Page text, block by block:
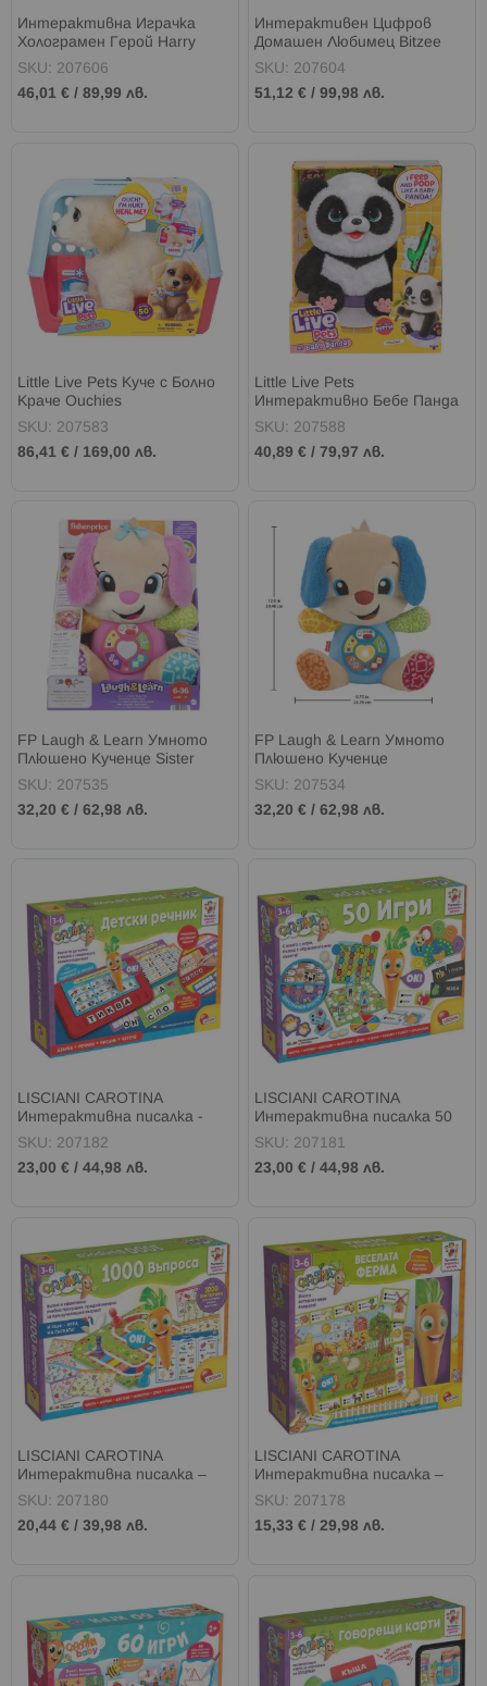
Интерактивна Играчка
Холограмен Герой Harry
Potter
SKU: 207606
46,01 € / 89,99 лв.
Интерактивен Цифров
Домашен Любимец Bitzee
Хамстербол
SKU: 207604
51,12 € /99,98 лв.
Little Live Pets Куче с Болно
Краче Ouchies
SKU: 207583
86,41 € / 169,00 лв.
Little Live Pets
Интерактивно Бебе Панда
Chuchu
SKU: 207588
40,89 € /79,97 лв.
FP Laugh & Learn Умното
Плюшено Кученце Sister
SKU: 207535
32,20 € / 62,98 лв.
FP Laugh & Learn Умното
Плюшено Кученце
SKU: 207534
32,20 € /62,98 лв.
LISCIANI CAROTINA
Интерактивна писалка -
детски речник
SKU: 207182
23,00 € / 44,98 лв.
LISCIANI CAROTINA
Интерактивна писалка 50
игри
SKU: 207181
23,00 € /44,98 лв.
LISCIANI CAROTINA
Интерактивна писалка –
1000 въпроса
SKU: 207180
20,44 € / 39,98 лв.
LISCIANI CAROTINA
Интерактивна писалка –
Веселата ферма
SKU: 207178
15,33 € /29,98 лв.